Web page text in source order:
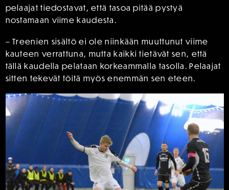
pelaajat tiedostavat, että tasoa pitää pystyä
nostamaan viime kaudesta.
– Treenien sisältö ei ole niinkään muuttunut viime
kauteen verrattuna, mutta kaikki tietävät sen, että
tällä kaudella pelataan korkeammalla tasolla. Pelaajat
sitten tekevät töitä myös enemmän sen eteen.